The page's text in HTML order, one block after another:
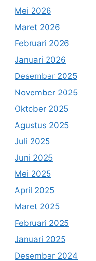
Mei 2026
Maret 2026
Februari 2026
Januari 2026
Desember 2025
November 2025
Oktober 2025
Agustus 2025
Juli 2025
Juni 2025
Mei 2025
April 2025
Maret 2025
Februari 2025
Januari 2025
Desember 2024